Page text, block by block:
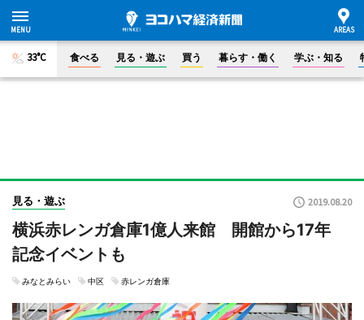
33°C 食べる 見る・遊ぶ 買う 暮らす・働く 学ぶ・知る
見る・遊ぶ 2019.08.20
横浜赤レンガ倉庫1億人来館 開館から17年
記念イベントも
みなとみらい 中区 赤レンガ倉庫